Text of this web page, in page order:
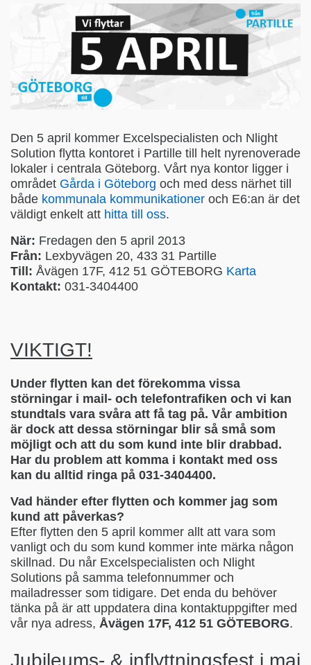
Den 5 april kommer Excelspecialisten och Nlight
Solution flytta kontoret i Partille till helt nyrenoverade
lokaler i centrala Göteborg. Vårt nya kontor ligger i
området Gårda i Göteborg och med dess närhet till
både kommunala kommunikationer och E6:an är det
väldigt enkelt att hitta till oss.
När: Fredagen den 5 april 2013
Från: Lexbyvägen 20, 433 31 Partille
Till: Åvägen 17F, 412 51 GÖTEBORG Karta
Kontakt: 031-3404400
VIKTIGT!
Under flytten kan det förekomma vissa
störningar i mail- och telefontrafiken och vi kan
stundtals vara svåra att få tag på. Vår ambition
är dock att dessa störningar blir så små som
möjligt och att du som kund inte blir drabbad.
Har du problem att komma i kontakt med oss
kan du alltid ringa på 031-3404400.
Vad händer efter flytten och kommer jag som
kund att påverkas?
Efter flytten den 5 april kommer allt att vara som
vanligt och du som kund kommer inte märka någon
skillnad. Du når Excelspecialisten och Nlight
Solutions på samma telefonnummer och
mailadresser som tidigare. Det enda du behöver
tänka på är att uppdatera dina kontaktuppgifter med
vår nya adress, Åvägen 17F, 412 51 GÖTEBORG.
Jubileums- & inflyttningsfest i maj